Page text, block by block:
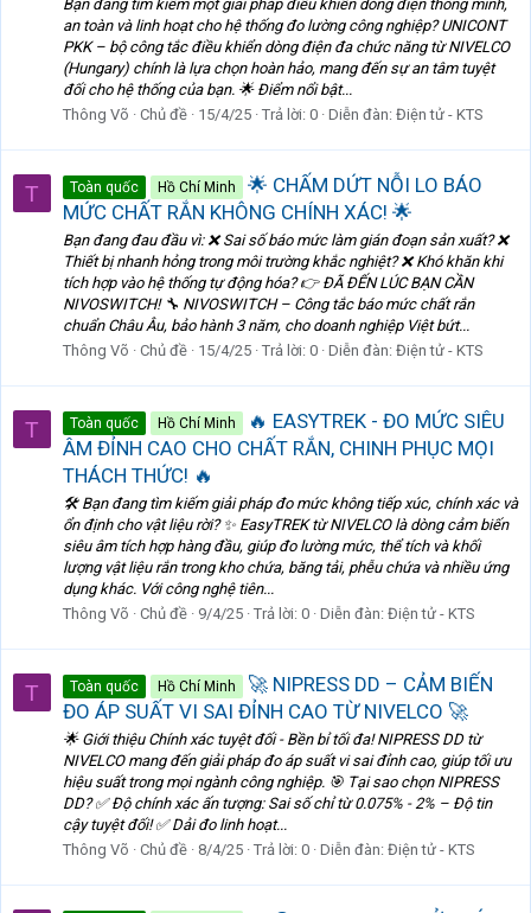
Bạn đang tìm kiếm một giải pháp điều khiển dòng điện thông minh,
an toàn và linh hoạt cho hệ thống đo lường công nghiệp? UNICONT
PKK – bộ công tắc điều khiển dòng điện đa chức năng từ NIVELCO
(Hungary) chính là lựa chọn hoàn hảo, mang đến sự an tâm tuyệt
đối cho hệ thống của bạn. 🌟 Điểm nổi bật...
Thông Võ
Chủ đề 15/4/25 Trả lời: 0 Diễn đàn: Điện tử - KTS
T Toàn quốc Hồ Chí Minh
🌟 CHẤM DỨT NỖI LO BÁO
MỨC CHẤT RẮN KHÔNG CHÍNH XÁC! 🌟
Bạn đang đau đầu vì: ❌ Sai số báo mức làm gián đoạn sản xuất? ❌
Thiết bị nhanh hỏng trong môi trường khắc nghiệt? ❌ Khó khăn khi
tích hợp vào hệ thống tự động hóa? 👉 ĐÃ ĐẾN LÚC BẠN CẦN
NIVOSWITCH! 🔧 NIVOSWITCH – Công tắc báo mức chất rắn
chuẩn Châu Âu, bảo hành 3 năm, cho doanh nghiệp Việt bứt...
Thông Võ
Chủ đề 15/4/25 Trả lời: 0 Diễn đàn: Điện tử - KTS
T Toàn quốc Hồ Chí Minh
🔥 EASYTREK - ĐO MỨC SIÊU
ÂM ĐỈNH CAO CHO CHẤT RẮN, CHINH PHỤC MỌI
THÁCH THỨC! 🔥
🛠️ Bạn đang tìm kiếm giải pháp đo mức không tiếp xúc, chính xác và
ổn định cho vật liệu rời? ✨ EasyTREK từ NIVELCO là dòng cảm biến
siêu âm tích hợp hàng đầu, giúp đo lường mức, thể tích và khối
lượng vật liệu rắn trong kho chứa, băng tải, phễu chứa và nhiều ứng
dụng khác. Với công nghệ tiên...
Thông Võ
Chủ đề 9/4/25 Trả lời: 0 Diễn đàn: Điện tử - KTS
T Toàn quốc Hồ Chí Minh
🚀 NIPRESS DD – CẢM BIẾN
ĐO ÁP SUẤT VI SAI ĐỈNH CAO TỪ NIVELCO 🚀
🌟 Giới thiệu Chính xác tuyệt đối - Bền bỉ tối đa! NIPRESS DD từ
NIVELCO mang đến giải pháp đo áp suất vi sai đỉnh cao, giúp tối ưu
hiệu suất trong mọi ngành công nghiệp. 🎯 Tại sao chọn NIPRESS
DD? ✅ Độ chính xác ấn tượng: Sai số chỉ từ 0.075% - 2% – Độ tin
cậy tuyệt đối! ✅ Dải đo linh hoạt...
Thông Võ
Chủ đề 8/4/25 Trả lời: 0 Diễn đàn: Điện tử - KTS